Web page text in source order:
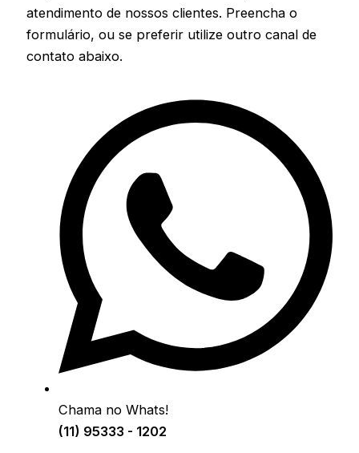
atendimento de nossos clientes. Preencha o
formulário, ou se preferir utilize outro canal de
contato abaixo.
Chama no Whats!
(11) 95333 - 1202